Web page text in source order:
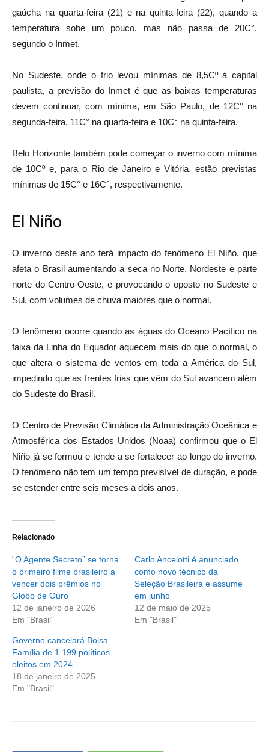
gaúcha na quarta-feira (21) e na quinta-feira (22), quando a
temperatura sobe um pouco, mas não passa de 20C°,
segundo o Inmet.
No Sudeste, onde o frio levou mínimas de 8,5Cº à capital
paulista, a previsão do Inmet é que as baixas temperaturas
devem continuar, com mínima, em São Paulo, de 12C° na
segunda-feira, 11C° na quarta-feira e 10C° na quinta-feira.
Belo Horizonte também pode começar o inverno com mínima
de 10Cº e, para o Rio de Janeiro e Vitória, estão previstas
mínimas de 15C° e 16C°, respectivamente.
El Niño
O inverno deste ano terá impacto do fenômeno El Niño, que
afeta o Brasil aumentando a seca no Norte, Nordeste e parte
norte do Centro-Oeste, e provocando o oposto no Sudeste e
Sul, com volumes de chuva maiores que o normal.
O fenômeno ocorre quando as águas do Oceano Pacífico na
faixa da Linha do Equador aquecem mais do que o normal, o
que altera o sistema de ventos em toda a América do Sul,
impedindo que as frentes frias que vêm do Sul avancem além
do Sudeste do Brasil.
O Centro de Previsão Climática da Administração Oceânica e
Atmosférica dos Estados Unidos (Noaa) confirmou que o El
Niño já se formou e tende a se fortalecer ao longo do inverno.
O fenômeno não tem um tempo previsível de duração, e pode
se estender entre seis meses a dois anos.
Relacionado
“O Agente Secreto” se torna
o primeiro filme brasileiro a
vencer dois prêmios no
Globo de Ouro
12 de janeiro de 2026
Em "Brasil"
Carlo Ancelotti é anunciado
como novo técnico da
Seleção Brasileira e assume
em junho
12 de maio de 2025
Em "Brasil"
Governo cancelará Bolsa
Família de 1.199 políticos
eleitos em 2024
18 de janeiro de 2025
Em "Brasil"